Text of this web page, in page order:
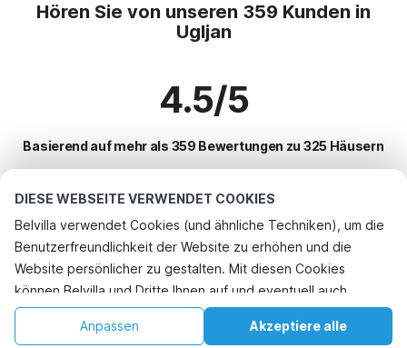
DIESE WEBSEITE VERWENDET COOKIES
Belvilla verwendet Cookies (und ähnliche Techniken), um die
Benutzerfreundlichkeit der Website zu erhöhen und die
Website persönlicher zu gestalten. Mit diesen Cookies
können Belvilla und Dritte Ihnen auf und eventuell auch
außerhalb unserer Website folgen, um Werbung Ihren
Interessen anzupassen und das Teilen von Informationen über
Akzeptiere alle
Anpassen
Hören Sie von unseren 359 Kunden in
Ugljan
4.5/5
Basierend auf mehr als 359 Bewertungen zu 325 Häusern
Beliebteste Reiseziele für Urlaub
Top-Städte mit Top-Annehmlichkeiten für den Urlaub
Ferienwohnungen maranovici
Ferienwohnungen zaton
Ferienwohnungen starigrad-paklenica
Beliebte Ausstattungen für Urlaub in Ugljan
Ferienhaus am Meer
Beliebte Städte für den Urlaub in Zadar-und-umgebung
Rufen Sie an, um zu buchen
Startseite Wunschliste Buchungen Konto